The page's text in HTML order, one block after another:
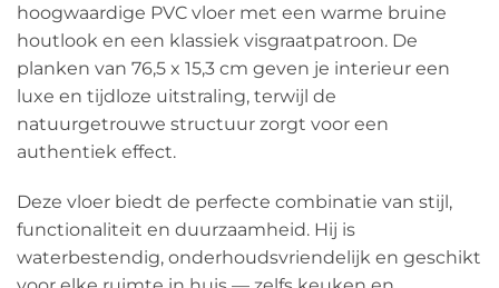
hoogwaardige PVC vloer met een warme bruine
houtlook en een klassiek visgraatpatroon. De
planken van 76,5 x 15,3 cm geven je interieur een
luxe en tijdloze uitstraling, terwijl de
natuurgetrouwe structuur zorgt voor een
authentiek effect.
Deze vloer biedt de perfecte combinatie van stijl,
functionaliteit en duurzaamheid. Hij is
waterbestendig, onderhoudsvriendelijk en geschikt